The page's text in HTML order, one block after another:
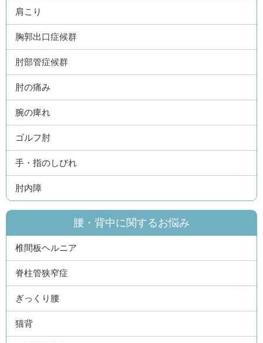
肩こり
胸郭出口症候群
肘部管症候群
肘の痛み
腕の痺れ
ゴルフ肘
手・指のしびれ
肘内障
腰・背中に関するお悩み
椎間板ヘルニア
脊柱管狭窄症
ぎっくり腰
猫背